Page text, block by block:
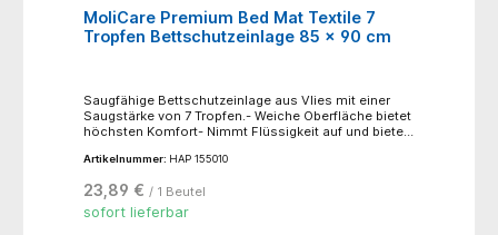
MoliCare Premium Bed Mat Textile 7
Tropfen Bettschutzeinlage 85 x 90 cm
Saugfähige Bettschutzeinlage aus Vlies mit einer
Saugstärke von 7 Tropfen.- Weiche Oberfläche bietet
höchsten Komfort- Nimmt Flüssigkeit auf und bietet
einfache Handhabung und Lagerung- Ökonomisch
Wäschetrockner geeignet
Artikelnummer: HAP 155010
23,89 € / 1 Beutel
sofort lieferbar